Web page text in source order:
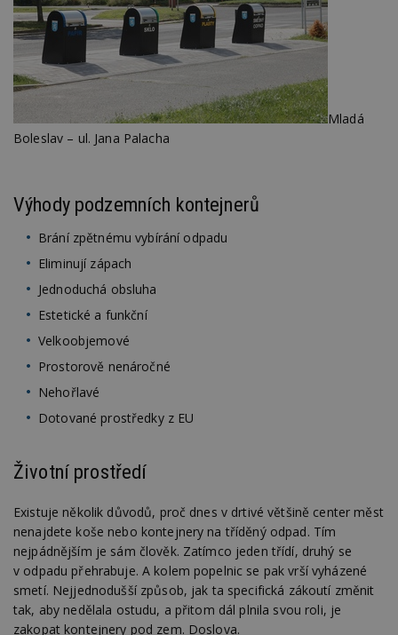
Mladá
Boleslav – ul. Jana Palacha
Výhody podzemních kontejnerů
Brání zpětnému vybírání odpadu
Eliminují zápach
Jednoduchá obsluha
Estetické a funkční
Velkoobjemové
Prostorově nenáročné
Nehořlavé
Dotované prostředky z EU
Životní prostředí
Existuje několik důvodů, proč dnes v drtivé většině center měst
nenajdete koše nebo kontejnery na tříděný odpad. Tím
nejpádnějším je sám člověk. Zatímco jeden třídí, druhý se
v odpadu přehrabuje. A kolem popelnic se pak vrší vyházené
smetí. Nejjednodušší způsob, jak ta specifická zákoutí změnit
tak, aby nedělala ostudu, a přitom dál plnila svou roli, je
zakopat kontejnery pod zem. Doslova.